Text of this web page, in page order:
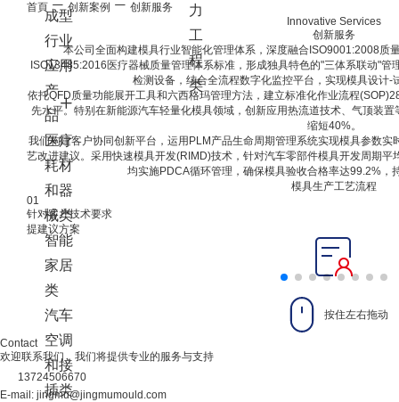
力
工
程
类
成型
行业
应用
产
品
医疗
耗材
和器
械类
智能
家居
类
汽车
空调
和接
插类
首頁
创新案例
创新服务
Innovative Services
创新服务
本公司全面构建模具行业智能化管理体系，深度融合ISO9001:2008质
ISO13485:2016医疗器械质量管理体系标准，形成独具特色的"三体系联动"
检测设备，结合全流程数字化监控平台，实现模具设计-
依托QFD质量功能展开工具和六西格玛管理方法，建立标准化作业流程
先水平。特别在新能源汽车轻量化模具领域，创新应用热流道技术、气顶装
缩短40%。
我们构建客户协同创新平台，运用PLM产品生命周期管理系统实现模具参数
艺改进建议。采用快速模具开发(RIMD)技术，针对汽车零部件模具开发周期
均实施PDCA循环管理，确保模具验收合格率达99.2%，
模具生产工艺流程
01
针对客户技术要求
提建议方案
按住左右拖动
Contact
欢迎联系我们，我们将提供专业的服务与支持
13724506670
E-mail: jingmu@jingmumould.com